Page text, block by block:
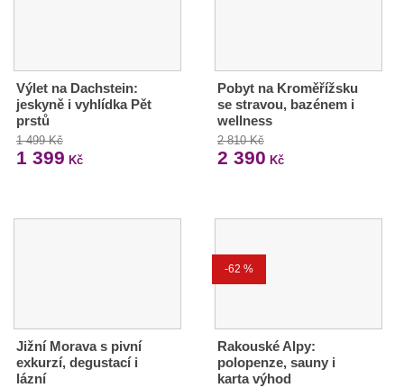
Výlet na Dachstein:
jeskyně i vyhlídka Pět
prstů
1 499 Kč
1 399 Kč
Pobyt na Kroměřížsku
se stravou, bazénem i
wellness
2 810 Kč
2 390 Kč
Jižní Morava s pivní
exkurzí, degustací i
lázní
-62 %
Rakouské Alpy:
polopenze, sauny i
karta výhod